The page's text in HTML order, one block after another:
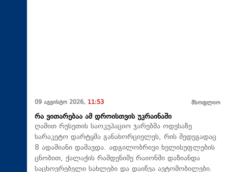
09 აგვისტო 2026, 11:53 მსოფლიო
რა ვითარებაა ამ დროისთვის უკრაინაში
ღამით რუსეთის საოკუპაციო ჯარებმა ოდესაზე
სარაკეტო დარტყმა განახორციელეს, რის შედეგადაც
8 ადამიანი დაშავდა. ადგილობრივი ხელისუფლების
ცნობით, ქალაქის რამდენიმე რაიონში დაზიანდა
საცხოვრებელი სახლები და დაიწვა ავტომობილები.